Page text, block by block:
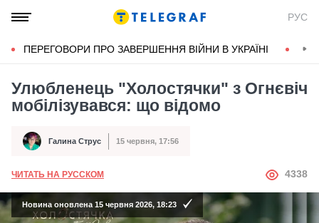
РУС
ПЕРЕГОВОРИ ПРО ЗАВЕРШЕННЯ ВІЙНИ В УКРАЇНІ
Улюбленець "Холостячки" з Огнєвіч
мобілізувався: що відомо
Автор Галина Струс
Дата публікації 15 червня, 17:56
ЧИТАТЬ НА РУССКОМ АВТОР
4338
Новина оновлена 15 червня 2026, 18:23